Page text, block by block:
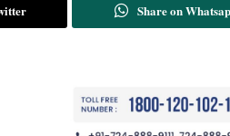
Share on